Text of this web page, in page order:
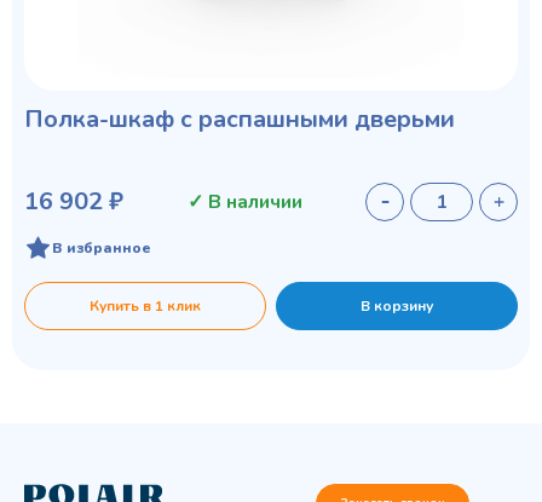
Полка-шкаф с распашными дверьми
16 902 ₽ ✓ В наличии
В избранное
Купить в 1 клик В корзину